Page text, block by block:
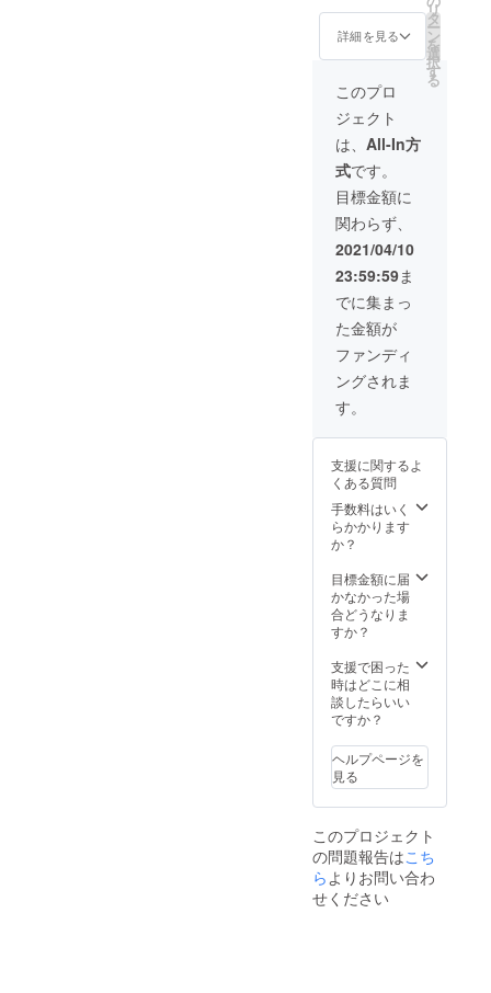
で行い
ます）
●非公開
ナル音
（既に
クラウ
ドファ
ンディ
ングい
ただい
ている
方は同
になり
ま
す。）
※上記の
音源に
つきま
しては
URLを
指定の
メール
アドレ
スにお
送り致
ウン
ロード
の方よ
しま
す。
お一
人、個
メッ
セージ
動画
（動画
URLを
添付し
たメー
ルにて
提
供）。
動画内
にてお
名前を
お呼び
しま
す。
※支援
時、必
希望の
お名前
をご記
入くだ
さい。
●限定音
データ
URLを
添付し
提供) 5
月1日以
降順
次、支
方々指
定の
メール
アドレ
細をご
連絡い
たしま
す。
イブ限
定（マ
スクは
ご着用
お願い
しま
す）
※最初の
Liveス
ケ
ジュー
ルは4月
末を予
定して
おりま
す。
※4月予
定Live
は社会
情勢に
より変
更にな
いま
ミカヅ
キ曲の
弾き語
りバー
ジョン
（デー
タURL
を添付
した
にて提
供） ●
制作MV
発信前
像先行
視聴権
限
（デー
を添付
した
メール
に提
供） ●
詳細を見る
リ
タ
ー
ン
を
選
択
す
る
このプロ
ジェクト
は、 All-In方
式です。
目標金額に
関わらず、
2021/04/10
23:59:59ま
でに集まっ
た金額が
ファンディ
ングされま
す。
支援に関するよ
くある質問
手数料はいく
らかかります
か？
目標金額に届
かなかった場
合どうなりま
すか？
支援で困った
時はどこに相
談したらいい
ですか？
ヘルプページを
見る
このプロジェクト
の問題報告はこち
ら よりお問い合わ
せください